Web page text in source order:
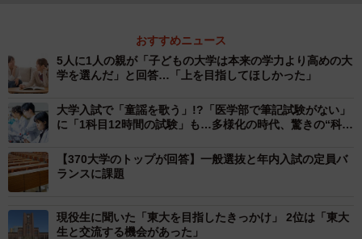
おすすめニュース
5人に1人の親が「子どもの大学は本来の学力より高めの大
学を選んだ」と回答…「上を目指してほしかった」
大学入試で「童謡を歌う」!?「医学部で筆記試験がない」
に「1科目12時間の試験」も…多様化の時代、驚きの“科
【370大学のトップが回答】一般選抜と年内入試の定員バ
ランスに課題
現役生に聞いた「東大を目指したきっかけ」 2位は「東大
生と交流する機会があった」